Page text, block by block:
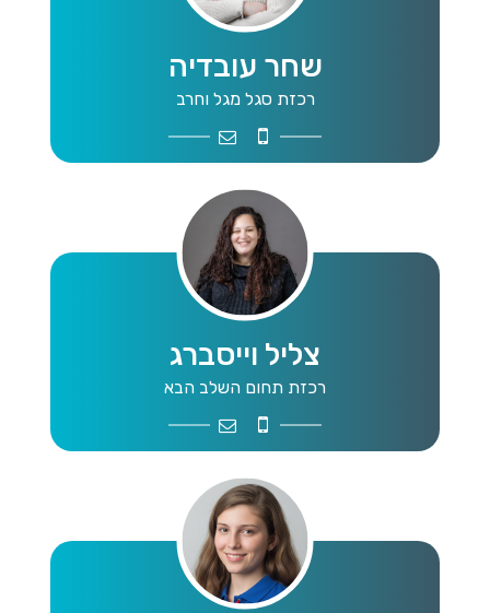
שחר עובדיה
רכזת סגל מגל וחרב
0528011333
צליל וייסברג
רכזת תחום השלב הבא
0522441040
next.stage@mta.org